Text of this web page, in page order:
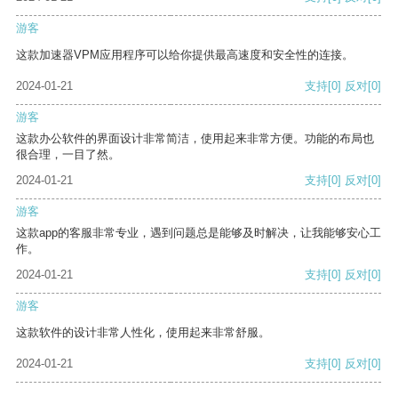
游客
这款加速器VPM应用程序可以给你提供最高速度和安全性的连接。
2024-01-21 支持[0] 反对[0]
游客
这款办公软件的界面设计非常简洁，使用起来非常方便。功能的布局也
很合理，一目了然。
2024-01-21
支持[0] 反对[0]
游客
这款app的客服非常专业，遇到问题总是能够及时解决，让我能够安心工
作。
2024-01-21
支持[0] 反对[0]
游客
这款软件的设计非常人性化，使用起来非常舒服。
2024-01-21 支持[0] 反对[0]